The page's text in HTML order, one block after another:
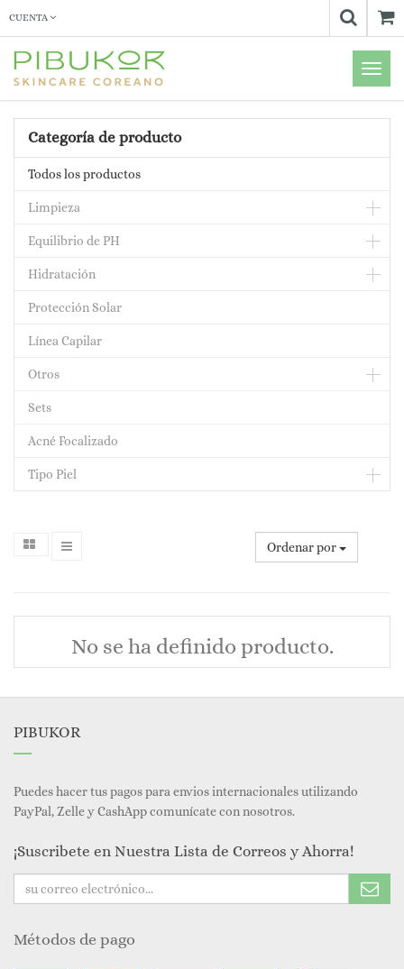
CUENTA
Menú
de
Categoría de producto
Todos los productos
Limpieza
Equilibrio de PH
Hidratación
Protección Solar
Línea Capilar
Otros
Sets
Acné Focalizado
Tipo Piel
Ordenar por
No se ha definido producto.
PIBUKOR
Puedes hacer tus pagos para envios internacionales utilizando
PayPal, Zelle y CashApp comunícate con nosotros.
¡Suscribete en Nuestra Lista de Correos y Ahorra!
Métodos de pago